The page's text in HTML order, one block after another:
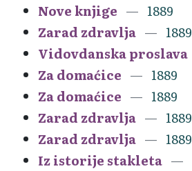
Nove knjige
1889
Zarad zdravlja
1889
Vidovdanska proslava
Za domaćice
1889
Za domaćice
1889
Zarad zdravlja
1889
Zarad zdravlja
1889
Iz istorije stakleta